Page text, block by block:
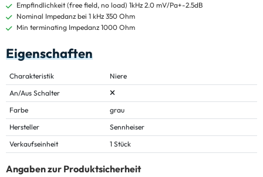
Empfindlichkeit (free field, no load) 1kHz 2.0 mV/Pa+-2.5dB
Nominal Impedanz bei 1 kHz 350 Ohm
Min terminating Impedanz 1000 Ohm
Eigenschaften
Charakteristik
Niere
An/Aus Schalter
Farbe
grau
Hersteller
Sennheiser
Verkaufseinheit
1 Stück
Angaben zur Produktsicherheit